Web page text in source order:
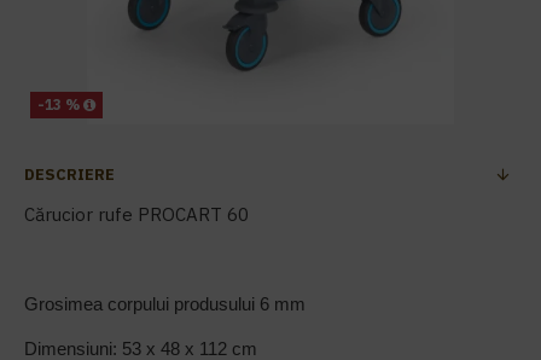
-13 %
DESCRIERE
Cărucior rufe PROCART 60
Grosimea corpului produsului 6 mm
Dimensiuni: 53 x 48 x 112 cm